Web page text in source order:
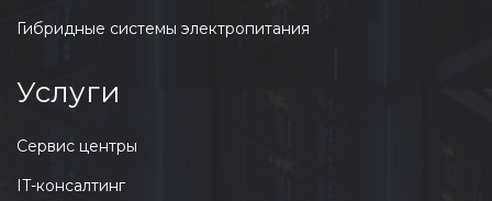
Гибридные системы электропитания
Услуги
Сервис центры
IT-консалтинг